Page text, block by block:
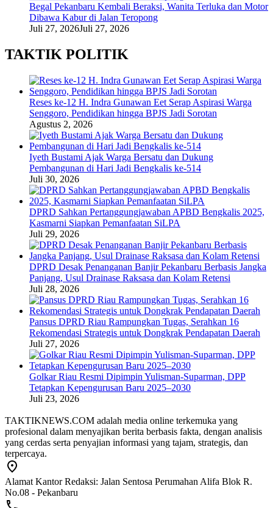
Begal Pekanbaru Kembali Beraksi, Wanita Terluka dan Motor
Dibawa Kabur di Jalan Teropong
Juli 27, 2026Juli 27, 2026
TAKTIK POLITIK
Reses ke-12 H. Indra Gunawan Eet Serap Aspirasi Warga
Senggoro, Pendidikan hingga BPJS Jadi Sorotan
Agustus 2, 2026
Iyeth Bustami Ajak Warga Bersatu dan Dukung
Pembangunan di Hari Jadi Bengkalis ke-514
Juli 30, 2026
DPRD Sahkan Pertanggungjawaban APBD Bengkalis 2025,
Kasmarni Siapkan Pemanfaatan SiLPA
Juli 29, 2026
DPRD Desak Penanganan Banjir Pekanbaru Berbasis Jangka
Panjang, Usul Drainase Raksasa dan Kolam Retensi
Juli 28, 2026
Pansus DPRD Riau Rampungkan Tugas, Serahkan 16
Rekomendasi Strategis untuk Dongkrak Pendapatan Daerah
Juli 27, 2026
Golkar Riau Resmi Dipimpin Yulisman-Suparman, DPP
Tetapkan Kepengurusan Baru 2025–2030
Juli 23, 2026
TAKTIKNEWS.COM adalah media online terkemuka yang
profesional dalam menyajikan berita berbasis fakta, dengan analisis
yang cerdas serta penyajian informasi yang tajam, strategis, dan
terpercaya.
Alamat Kantor Redaksi: Jalan Sentosa Perumahan Alifa Blok R.
No.08 - Pekanbaru